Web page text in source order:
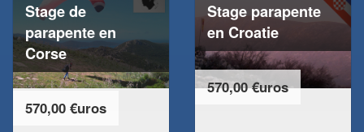
Stage de
parapente en
Corse
570,00 €uros
Stage parapente
en Croatie
570,00 €uros